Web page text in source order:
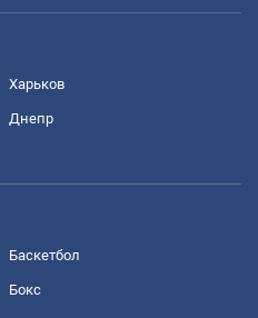
Харьков
Днепр
Баскетбол
Бокс